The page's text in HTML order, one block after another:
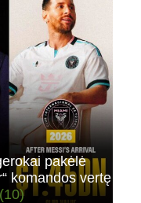
Prancūzijos Ligue 1
yra
darbui
širdyje“
pakėlė
komandos vertę
(10)